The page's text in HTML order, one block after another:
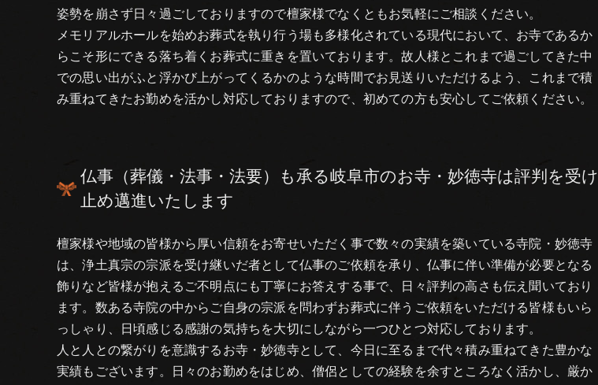
姿勢を崩さず日々過ごしておりますので檀家様でなくともお気軽にご相談ください。
メモリアルホールを始めお葬式を執り行う場も多様化されている現代において、お寺であるか
らこそ形にできる落ち着くお葬式に重きを置いております。故人様とこれまで過ごしてきた中
での思い出がふと浮かび上がってくるかのような時間でお見送りいただけるよう、これまで積
み重ねてきたお勤めを活かし対応しておりますので、初めての方も安心してご依頼ください。
仏事（葬儀・法事・法要）も承る岐阜市のお寺・妙徳寺は評判を受け
止め邁進いたします
檀家様や地域の皆様から厚い信頼をお寄せいただく事で数々の実績を築いている寺院・妙徳寺
は、浄土真宗の宗派を受け継いだ者として仏事のご依頼を承り、仏事に伴い準備が必要となる
飾りなど皆様が抱えるご不明点にも丁寧にお答えする事で、日々評判の高さも伝え聞いており
ます。数ある寺院の中からご自身の宗派を問わずお葬式に伴うご依頼をいただける皆様もいら
っしゃり、日頃感じる感謝の気持ちを大切にしながら一つひとつ対応しております。
人と人との繋がりを意識するお寺・妙徳寺として、今日に至るまで代々積み重ねてきた豊かな
実績もございます。日々のお勤めをはじめ、僧侶としての経験を余すところなく活かし、厳か